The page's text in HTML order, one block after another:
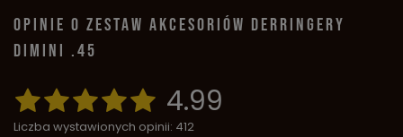
OPINIE O ZESTAW AKCESORIÓW DERRINGERY
DIMINI .45
4.99
Liczba wystawionych opinii: 412